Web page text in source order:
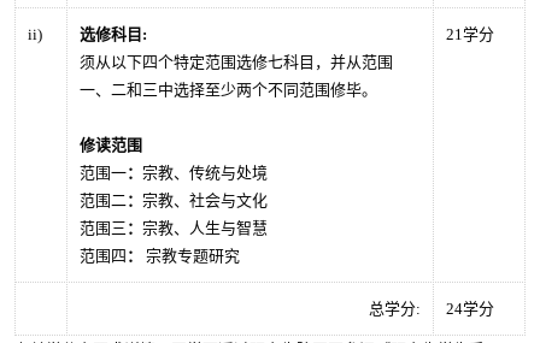
士
课
程
学
分
要
求
ii) 选修科目 :
须从以下四个特定范围选修七科目，并从范围
一、二和三中选择至少两个不同范围修毕。
修读范围
范围一： 宗教、传统与处境
范围二： 宗教、社会与文化
范围三 ： 宗教、人生与智慧
范围四 ： 宗教专题研究
21学分
总学分: 24学分